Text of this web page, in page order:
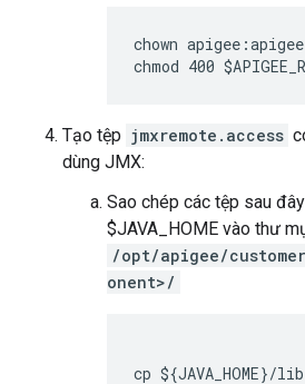
chown
chmod 400
Tạo tệp jmxremote.access
dùng JMX:
Sao chép các tệp sau
$JAVA_HOME vào thư
/opt/apigee/
onent>/
cp ${JAVA_HOME}/